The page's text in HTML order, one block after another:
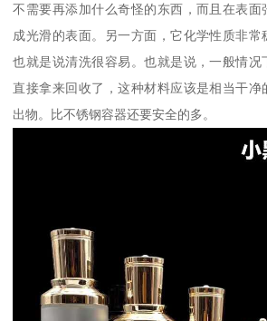
不需要再添加什么奇怪的东西，而且在表面
成光滑的表面。另一方面，它化学性质非常
也就是说清洗很容易。也就是说，一般情况
直接拿来回收了，这种材料应该是相当干净
出物。比不锈钢容器还要安全的多。